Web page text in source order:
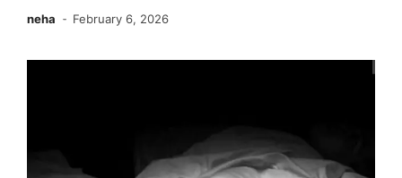
neha February 6, 2026